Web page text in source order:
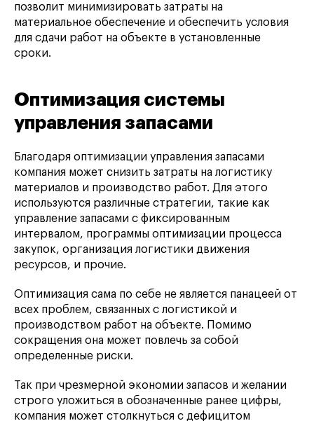
позволит минимизировать затраты на
материальное обеспечение и обеспечить условия
для сдачи работ на объекте в установленные
сроки.
Оптимизация системы
управления запасами
Благодаря оптимизации управления запасами
компания может снизить затраты на логистику
материалов и производство работ. Для этого
используются различные стратегии, такие как
управление запасами с фиксированным
интервалом, программы оптимизации процесса
закупок, организация логистики движения
ресурсов, и прочие.
Оптимизация сама по себе не является панацеей от
всех проблем, связанных с логистикой и
производством работ на объекте. Помимо
сокращения она может повлечь за собой
определенные риски.
Так при чрезмерной экономии запасов и желании
строго уложиться в обозначенные ранее цифры,
компания может столкнуться с дефицитом